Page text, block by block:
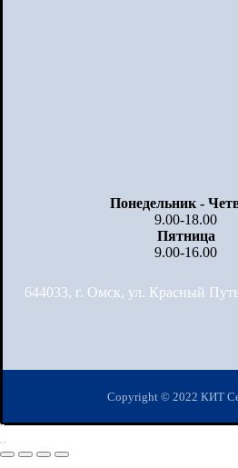
Понедельник -
9.00-18.00
Пятница
9.00-16.00
644033, г. Омск, ул. Красный
Copyright © 2022 КИТ